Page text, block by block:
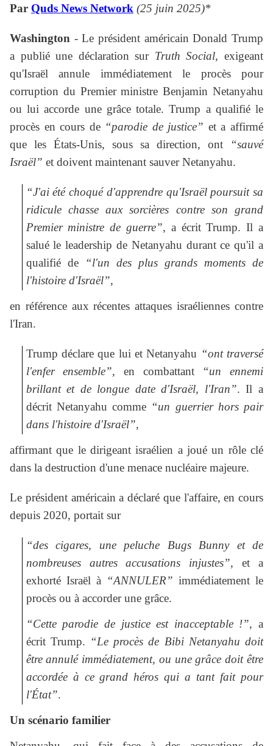
Par Quds News Network (25 juin 2025)*
Washington - Le président américain Donald Trump
a publié une déclaration sur Truth Social, exigeant
qu'Israël annule immédiatement le procès pour
corruption du Premier ministre Benjamin Netanyahu
ou lui accorde une grâce totale. Trump a qualifié le
procès en cours de “parodie de justice” et a affirmé
que les États-Unis, sous sa direction, ont “sauvé
Israël” et doivent maintenant sauver Netanyahu.
“J'ai été choqué d'apprendre qu'Israël poursuit sa
ridicule chasse aux sorcières contre son grand
Premier ministre de guerre”, a écrit Trump. Il a
salué le leadership de Netanyahu durant ce qu'il a
qualifié de
“l'un des plus grands moments de
l'histoire d'Israël”,
en référence aux récentes attaques israéliennes contre
l'Iran.
Trump déclare que lui et Netanyahu “ont traversé
l'enfer ensemble”, en combattant “un ennemi
brillant et de longue date d'Israël, l'Iran”. Il a
décrit Netanyahu comme “un guerrier hors pair
dans l'histoire d'Israël”,
affirmant que le dirigeant israélien a joué un rôle clé
dans la destruction d'une menace nucléaire majeure.
Le président américain a déclaré que l'affaire, en cours
depuis 2020, portait sur
“des cigares, une peluche Bugs Bunny et de
nombreuses autres accusations injustes”, et a
exhorté Israël à “ANNULER” immédiatement le
procès ou à accorder une grâce.
“Cette parodie de justice est inacceptable !”, a
écrit Trump. “Le procès de Bibi Netanyahu doit
être annulé immédiatement, ou une grâce doit être
accordée à ce grand héros qui a tant fait pour
l'État”.
Un scénario familier